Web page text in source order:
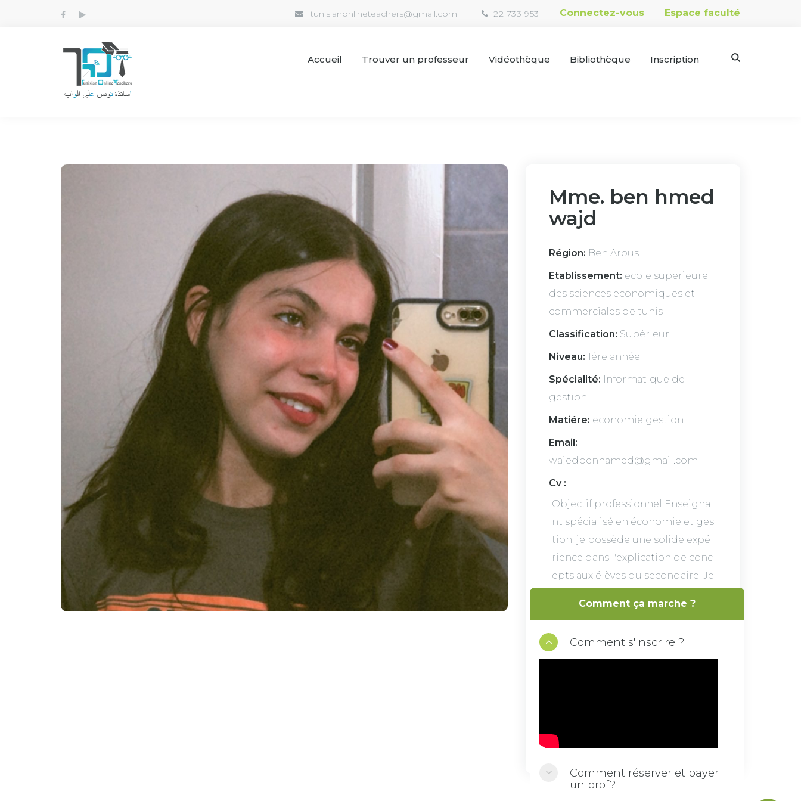
tunisianonlineteachers@gmail.com 22 733 953 Connectez-vous Espace faculté
Accueil Trouver un professeur Vidéothèque Bibliothèque Inscription
Mme. ben hmed
wajd
Région: Ben Arous
Etablissement: ecole superieure
des sciences economiques et
commerciales de tunis
Classification: Supérieur
Niveau: 1ére année
Spécialité: Informatique de
gestion
Matiére: economie gestion
Email:
wajedbenhamed@gmail.com
Cv :
Objectif professionnel Enseigna
nt spécialisé en économie et ges
tion, je possède une solide expé
rience dans l'explication de conc
epts aux élèves du secondaire. Je
en ligne interactifs qui aident les
acilement et efficacement
Comment ça marche ?
Comment s'inscrire ?
Comment réserver et payer
un prof?